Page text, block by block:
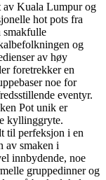
Kuala Lumpur og
hot pots fra
smakfulle
og
av høy
foretrekker en
noe for
eventyr.
Pot unik er
kyllinggryte.
til perfeksjon i en
av smaken i
innbydende, noe
gruppedinner og